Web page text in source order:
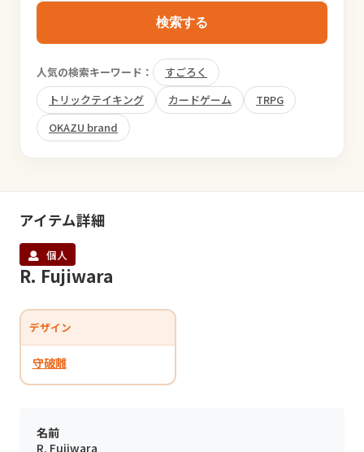
検索する
人気の検索キーワード：
すごろく
トリックテイキング
カードゲーム
TRPG
OKAZU brand
アイテム詳細
個人
R. Fujiwara
デザイン
守破離
名前
R. Fujiwara